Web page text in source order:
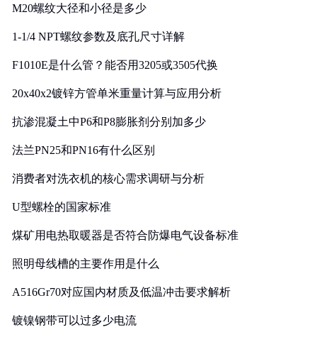
M20螺纹大径和小径是多少
1-1/4 NPT螺纹参数及底孔尺寸详解
F1010E是什么管？能否用3205或3505代换
20x40x2镀锌方管单米重量计算与应用分析
抗渗混凝土中P6和P8膨胀剂分别加多少
法兰PN25和PN16有什么区别
消费者对洗衣机的核心需求调研与分析
U型螺栓的国家标准
煤矿用电热取暖器是否符合防爆电气设备标准
照明母线槽的主要作用是什么
A516Gr70对应国内材质及低温冲击要求解析
镀镍钢带可以过多少电流